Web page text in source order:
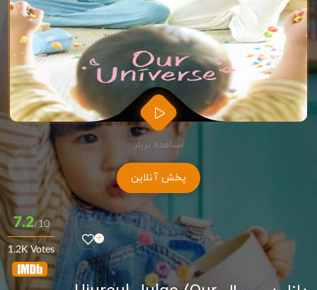
مشاهده تریلر
پخش آنلاین
7.2/10
1.2K Votes